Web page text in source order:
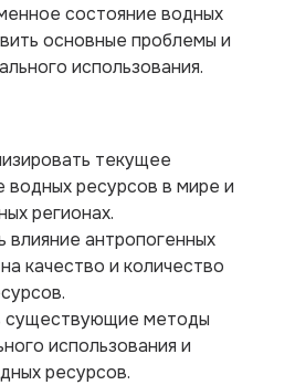
состояние водных
основные проблемы и
использования.
текущее
водных ресурсов в мире и
регионах.
влияние антропогенных
качество и количество
существующие методы
использования и
ресурсов.